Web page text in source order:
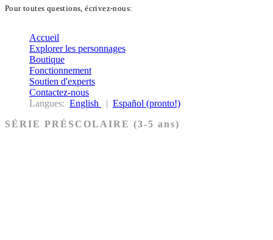
Pour toutes questions, écrivez-nous:
Accueil
Explorer les personnages
Boutique
Fonctionnement
Soutien d'experts
Contactez-nous
Langues: English | Español (pronto!)
SÉRIE PRÉSCOLAIRE (3-5 ans)